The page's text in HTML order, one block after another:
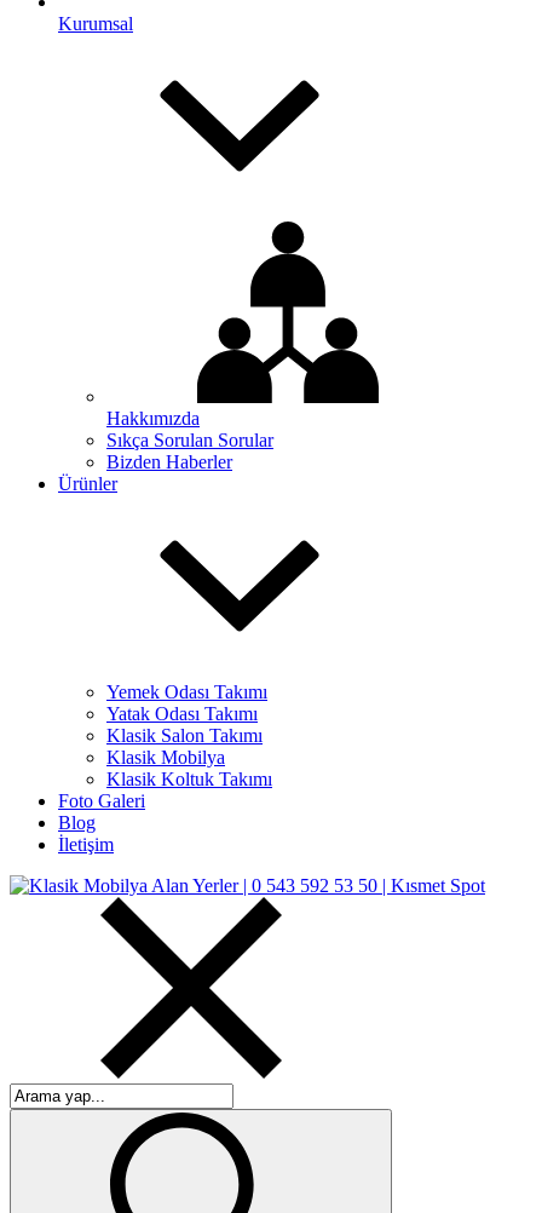
Kurumsal
Hakkımızda
Sıkça Sorulan Sorular
Bizden Haberler
Ürünler
Yemek Odası Takımı
Yatak Odası Takımı
Klasik Salon Takımı
Klasik Mobilya
Klasik Koltuk Takımı
Foto Galeri
Blog
İletişim